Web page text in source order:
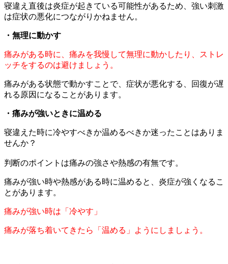
寝違え直後は炎症が起きている可能性があるため、強い刺激
は症状の悪化につながりかねません。
・無理に動かす
痛みがある時に、痛みを我慢して無理に動かしたり、ストレ
ッチをするのは避けましょう。
痛みがある状態で動かすことで、症状が悪化する、回復が遅
れる原因になることがあります。
・痛みが強いときに温める
寝違えた時に冷やすべきか温めるべきか迷ったことはありま
せんか？
判断のポイントは痛みの強さや熱感の有無です。
痛みが強い時や熱感がある時に温めると、炎症が強くなるこ
とがあります。
痛みが強い時は「冷やす」
痛みが落ち着いてきたら「温める」ようにしましょう。